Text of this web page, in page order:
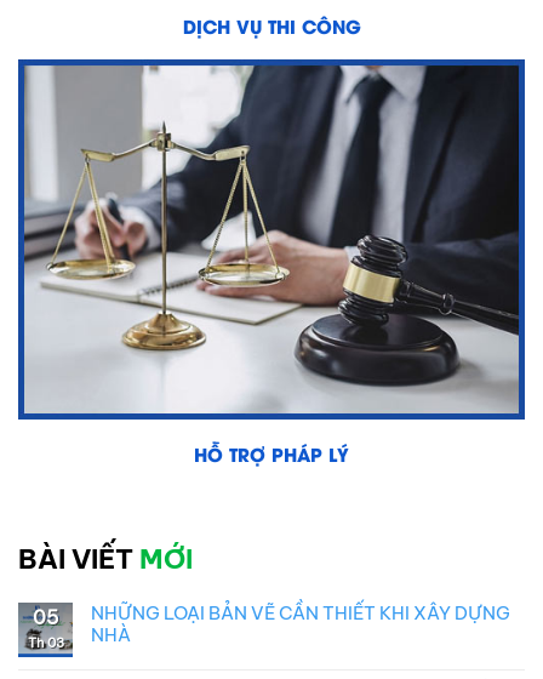
DỊCH VỤ THI CÔNG
HỖ TRỢ PHÁP LÝ
BÀI VIẾT MỚI
05
Th 03
NHỮNG LOẠI BẢN VẼ CẦN THIẾT KHI XÂY DỰNG
NHÀ